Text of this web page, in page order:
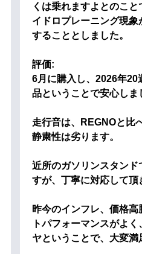
くは乗れますよとのこ
イドロプレーニング現
することとしました。
評価:
6月に購入し、2026年20
品ということで安心しま
走行音は、REGNOと比
静粛性は劣ります。
近所のガソリンスタン
すが、丁寧に対応して頂
昨今のインフレ、価格
トパフォーマンスがよ
ヤということで、大変満